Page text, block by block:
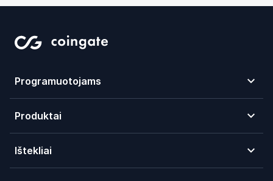
Programuotojams
Produktai
Ištekliai